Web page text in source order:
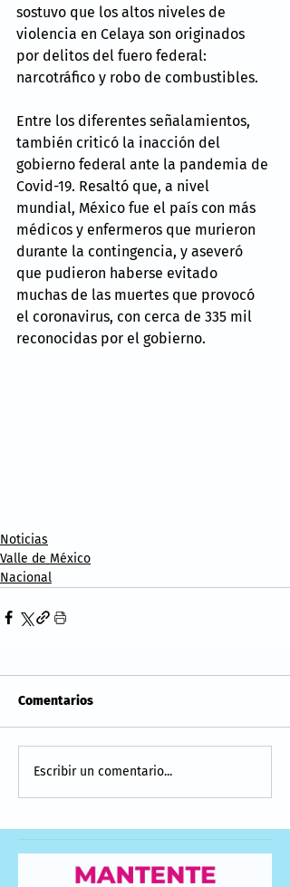
sostuvo que los altos niveles de
violencia en Celaya son originados
por delitos del fuero federal:
narcotráfico y robo de combustibles.
Entre los diferentes señalamientos,
también criticó la inacción del
gobierno federal ante la pandemia de
Covid-19. Resaltó que, a nivel
mundial, México fue el país con más
médicos y enfermeros que murieron
durante la contingencia, y aseveró
que pudieron haberse evitado
muchas de las muertes que provocó
el coronavirus, con cerca de 335 mil
reconocidas por el gobierno.
Noticias
Valle de México
Nacional
Comentarios
Escribir un comentario...